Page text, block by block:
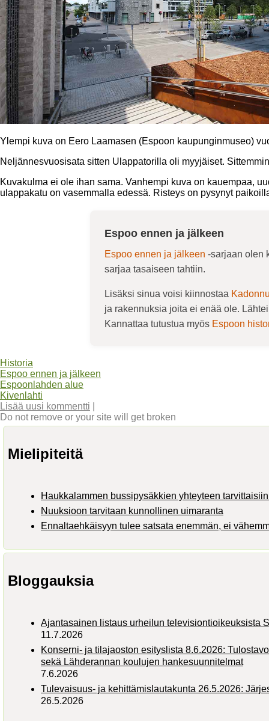
Ylempi kuva on Eero Laamasen (Espoon kaupunginmuseo)
Neljännesvuosisata sitten Ulappatorilla oli myyjäiset.
Kuvakulma ei ole ihan sama. Vanhempi kuva on kauempaa,
ulappakatu on vasemmalla edessä. Risteys on pysynyt
Espoo ennen ja jälkeen
Espoo ennen ja jälkeen -sarjaan olen
sarjaa tasaiseen tahtiin.
Lisäksi sinua voisi kiinnostaa
ja rakennuksia joita ei enää ole.
Kannattaa tutustua myös Espoon
Historia
Espoo ennen ja jälkeen
Espoonlahden alue
Kivenlahti
Lisää uusi kommentti
Do not remove or your site will get broken
Mielipiteitä
Haukkalammen bussipysäkkien yhteyteen
Nuuksioon tarvitaan kunnollinen uimaranta
Ennaltaehkäisyyn tulee satsata enemmän, ei
Bloggauksia
Ajantasainen listaus urheilun televisiontioikeuksista
11.7.2026
Konserni- ja tilajaoston esityslista 8.6.2026:
sekä Lähderannan koulujen hankesuunnitelmat
7.6.2026
Tulevaisuus- ja kehittämislautakunta 26.5.2026:
26.5.2026